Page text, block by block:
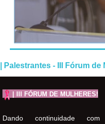
| Palestrantes - III Fórum
| III FÓRUM DE MULHERES!
Dando continuidade